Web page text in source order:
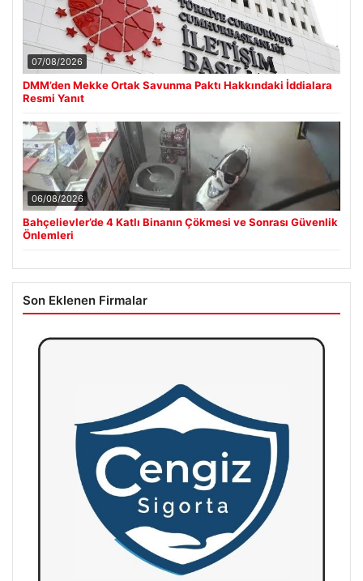
07/08/2026
DMM’den Mekke Ortak Savunma Paktı Hakkındaki İddialara
Resmi Yanıt
06/08/2026
Bahçelievler’de 4 Katlı Binanın Çökmesi ve Sonrası Güvenlik
Önlemleri
Son Eklenen Firmalar